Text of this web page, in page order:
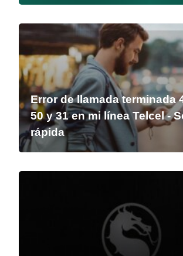
Error de llamada terminada
50 y 31 en mi línea Telcel -
rápida